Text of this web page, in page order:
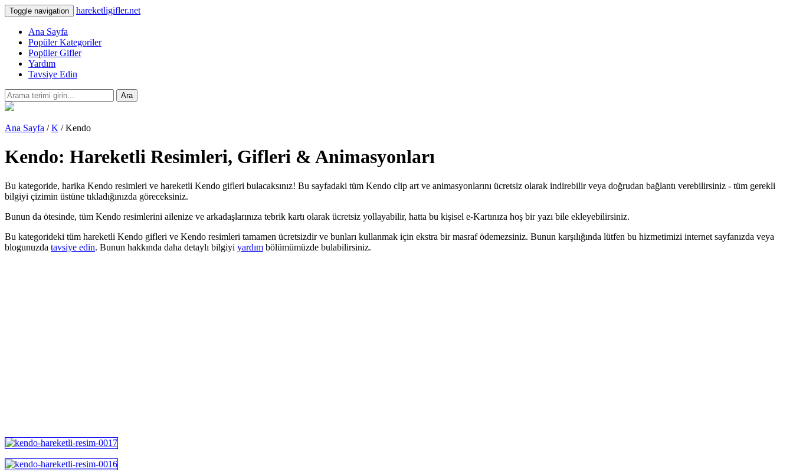
Toggle navigation hareketligifler.net
Ana Sayfa
Popüler Kategoriler
Popüler Gifler
Yardım
Tavsiye Edin
Ara
Ana Sayfa /K / Kendo
Kendo: Hareketli Resimleri, Gifleri & Animasyonları
Bu kategoride, harika Kendo resimleri ve hareketli Kendo gifleri bulacaksınız! Bu sayfadaki tüm Kendo clip art ve animasyonlarını ücretsiz olarak indirebilir veya doğrudan bağlantı verebilirsiniz - tüm gerekli
bilgiyi çizimin üstüne tıkladığınızda göreceksiniz.
Bunun da ötesinde, tüm Kendo resimlerini ailenize ve arkadaşlarınıza tebrik kartı olarak ücretsiz yollayabilir, hatta bu kişisel e-Kartınıza hoş bir yazı bile ekleyebilirsiniz.
Bu kategorideki tüm hareketli Kendo gifleri ve Kendo resimleri tamamen ücretsizdir ve bunları kullanmak için ekstra bir masraf ödemezsiniz. Bunun karşılığında lütfen bu hizmetimizi internet sayfanızda veya
blogunuzda tavsiye edin. Bunun hakkında daha detaylı bilgiyi yardım bölümümüzde bulabilirsiniz.